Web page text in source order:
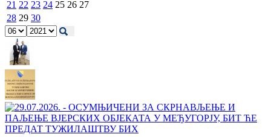
21 22 23 24 25 26 27
28 29 30